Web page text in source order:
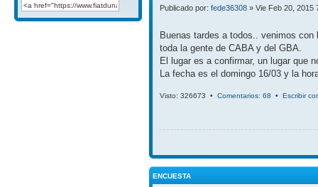
Publicado por: fede36308 » Vie Feb 20, 2015
Buenas tardes a todos.. venimos
toda la gente de CABA y del GBA.
El lugar es a confirmar, un lugar que
La fecha es el domingo 16/03 y la
Visto: 326673 • Comentarios: 68 • Escribir
ENCUESTA